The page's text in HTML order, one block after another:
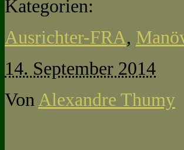
Kategorien:
Ausrichter-FRA,
14. September 2014
Von Alexandre Thumy